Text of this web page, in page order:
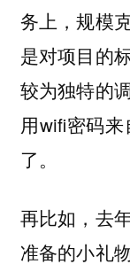
务上，规模
是对项目的
较为独特的
用wifi密码
了。
再比如，去
准备的小礼